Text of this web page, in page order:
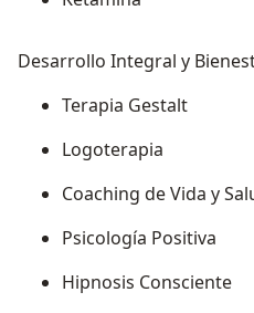
Desarrollo Integral y
Terapia Gestalt
Logoterapia
Coaching de Vida y
Psicología Positiva
Hipnosis Consciente